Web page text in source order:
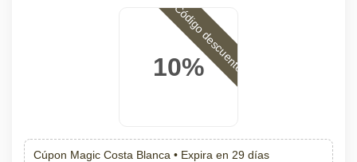
10%
Código descuento
Cúpon Magic Costa Blanca • Expira en 29 días